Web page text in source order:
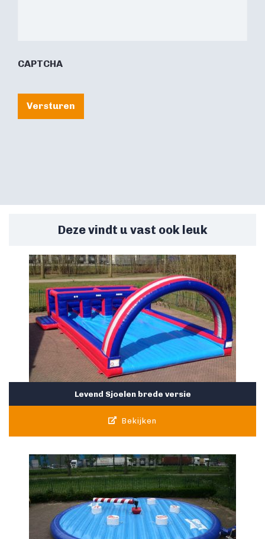
CAPTCHA
Versturen
Deze vindt u vast ook leuk
Levend Sjoelen brede versie
Bekijken